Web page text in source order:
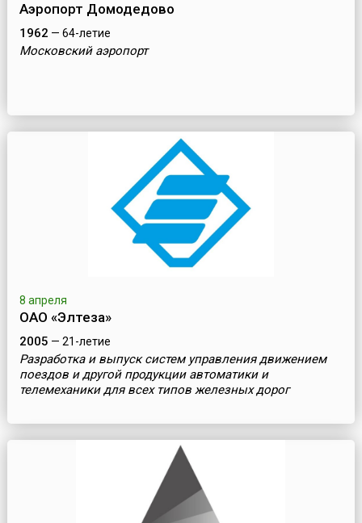
Аэропорт Домодедово
1962 — 64-летие
Московский аэропорт
8 апреля
ОАО «Элтеза»
2005 — 21-летие
Разработка и выпуск систем управления движением
поездов и другой продукции автоматики и
телемеханики для всех типов железных дорог